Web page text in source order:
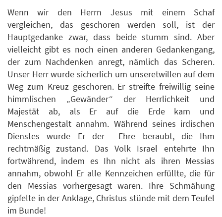
Wenn wir den Herrn Jesus mit einem Schaf
vergleichen, das geschoren werden soll, ist der
Hauptgedanke zwar, dass beide stumm sind. Aber
vielleicht gibt es noch einen anderen Gedankengang,
der zum Nachdenken anregt, nämlich das Scheren.
Unser Herr wurde sicherlich um unseretwillen auf dem
Weg zum Kreuz geschoren. Er streifte freiwillig seine
himmlischen „Gewänder“ der Herrlichkeit und
Majestät ab, als Er auf die Erde kam und
Menschengestalt annahm. Während seines irdischen
Dienstes wurde Er der Ehre beraubt, die Ihm
rechtmäßig zustand. Das Volk Israel entehrte Ihn
fortwährend, indem es Ihn nicht als ihren Messias
annahm, obwohl Er alle Kennzeichen erfüllte, die für
den Messias vorhergesagt waren. Ihre Schmähung
gipfelte in der Anklage, Christus stünde mit dem Teufel
im Bunde!